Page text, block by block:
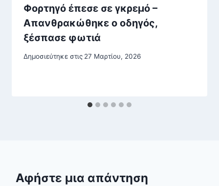
Φορτηγό έπεσε σε γκρεμό –
Απανθρακώθηκε ο οδηγός,
ξέσπασε φωτιά
Δημοσιεύτηκε στις 27 Μαρτίου, 2026
Αφήστε μια απάντηση